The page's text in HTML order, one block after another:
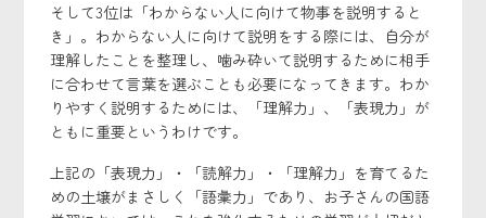
そして3位は「わからない人に向けて物事を説明すると
き」。わからない人に向けて説明をする際には、自分が
理解したことを整理し、噛み砕いて説明するために相手
に合わせて言葉を選ぶことも必要になってきます。わか
りやすく説明するためには、「理解力」、「表現力」が
ともに重要というわけです。
上記の「表現力」・「読解力」・「理解力」を育てるた
めの土壌がまさしく「語彙力」であり、お子さんの国語